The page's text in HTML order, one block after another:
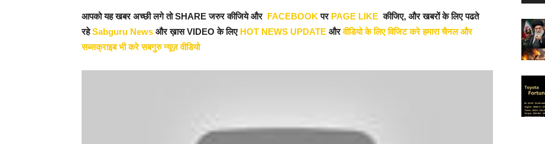
आपको यह खबर अच्छी लगे तो SHARE जरुर कीजिये और FACEBOOK पर PAGE LIKE कीजिए, और खबरों के लिए पढते
रहेSabguru News और ख़ास VIDEO के लिए HOT NEWS UPDATE औरवीडियो के लिए विजिट करे हमारा चैनल और
सब्सक्राइब भी करे सबगुरु न्यूज़ वीडियो